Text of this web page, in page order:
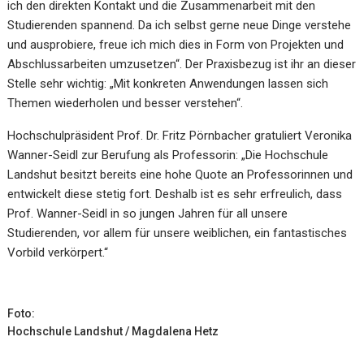
ich den direkten Kontakt und die Zusammenarbeit mit den
Studierenden spannend. Da ich selbst gerne neue Dinge verstehe
und ausprobiere, freue ich mich dies in Form von Projekten und
Abschlussarbeiten umzusetzen“. Der Praxisbezug ist ihr an dieser
Stelle sehr wichtig: „Mit konkreten Anwendungen lassen sich
Themen wiederholen und besser verstehen“.
Hochschulpräsident Prof. Dr. Fritz Pörnbacher gratuliert Veronika
Wanner-Seidl zur Berufung als Professorin: „Die Hochschule
Landshut besitzt bereits eine hohe Quote an Professorinnen und
entwickelt diese stetig fort. Deshalb ist es sehr erfreulich, dass
Prof. Wanner-Seidl in so jungen Jahren für all unsere
Studierenden, vor allem für unsere weiblichen, ein fantastisches
Vorbild verkörpert.“
Foto:
Hochschule Landshut / Magdalena Hetz